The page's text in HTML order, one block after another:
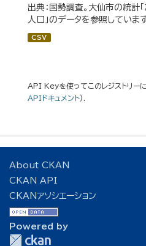
出典：国勢調査。大仙市の統計
人口」のデータを参照しています
CSV
API Keyを使ってこのレジストリー
APIドキュメント).
About CKAN
CKAN API
CKANアソシエーション
Powered by